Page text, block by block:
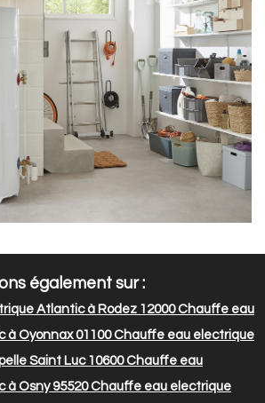
également sur :
Atlantic à Rodez 12000Chauffe eau
à Oyonnax 01100Chauffe eau electrique
Saint Luc 10600Chauffe eau
à Osny 95520Chauffe eau electrique